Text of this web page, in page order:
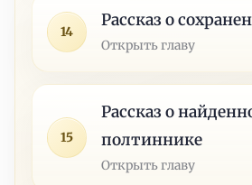
14
Рассказ о
Открыть главу
15
Рассказ о
полтиннике
Открыть главу